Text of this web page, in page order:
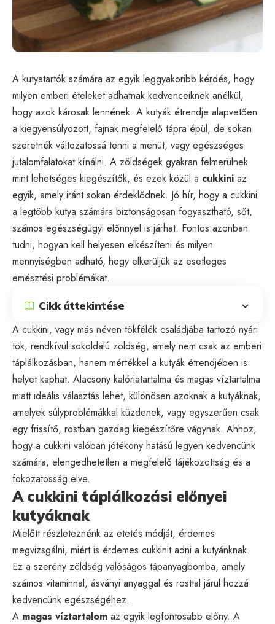
A kutyatartók számára az egyik leggyakoribb kérdés, hogy
milyen emberi ételeket adhatnak kedvenceiknek anélkül,
hogy azok károsak lennének. A kutyák étrendje alapvetően
a kiegyensúlyozott, fajnak megfelelő tápra épül, de sokan
szeretnék változatossá tenni a menüt, vagy egészséges
jutalomfalatokat kínálni. A zöldségek gyakran felmerülnek
mint lehetséges kiegészítők, és ezek közül a cukkini az
egyik, amely iránt sokan érdeklődnek. Jó hír, hogy a cukkini
a legtöbb kutya számára biztonságosan fogyasztható, sőt,
számos egészségügyi előnnyel is járhat. Fontos azonban
tudni, hogyan kell helyesen elkészíteni és milyen
mennyiségben adható, hogy elkerüljük az esetleges
emésztési problémákat.
Cikk áttekintése
A cukkini, vagy más néven tökfélék családjába tartozó nyári
tök, rendkívül sokoldalú zöldség, amely nem csak az emberi
táplálkozásban, hanem mértékkel a kutyák étrendjében is
helyet kaphat. Alacsony kalóriatartalma és magas víztartalma
miatt ideális választás lehet, különösen azoknak a kutyáknak,
amelyek súlyproblémákkal küzdenek, vagy egyszerűen csak
egy frissítő, rostban gazdag kiegészítőre vágynak. Ahhoz,
hogy a cukkini valóban jótékony hatású legyen kedvencünk
számára, elengedhetetlen a megfelelő tájékozottság és a
fokozatosság elve.
A cukkini táplálkozási előnyei
kutyáknak
Mielőtt részleteznénk az etetés módját, érdemes
megvizsgálni, miért is érdemes cukkinit adni a kutyánknak.
Ez a szerény zöldség valóságos tápanyagbomba, amely
számos vitaminnal, ásványi anyaggal és rosttal járul hozzá
kedvencünk egészségéhez.
A magas víztartalom az egyik legfontosabb előny. A